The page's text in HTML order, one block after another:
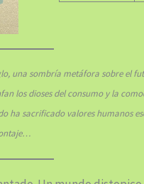
una sombría metáfora sobre el
los dioses del consumo y la
ha sacrificado valores humanos